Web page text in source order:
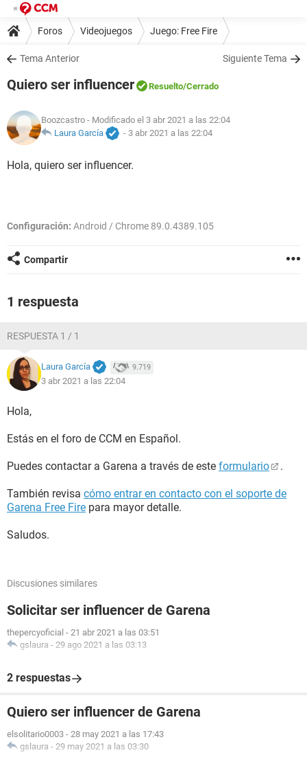
Foros Videojuegos Juego: Free Fire
Tema Anterior Siguiente Tema
Quiero ser influencer Resuelto/Cerrado
Boozcastro - Modificado el 3 abr 2021 a las 22:04
Laura García
- 3 abr 2021 a las 22:04
Hola, quiero ser influencer.
Configuración: Android / Chrome 89.0.4389.105
Compartir
1 respuesta
RESPUESTA 1 / 1
Laura García 9.719
3 abr 2021 a las 22:04
Hola,
Estás en el foro de CCM en Español.
Puedes contactar a Garena a través de este formulario .
También revisa cómo entrar en contacto con el soporte de
Garena Free Fire para mayor detalle.
Saludos.
Discusiones similares
Solicitar ser influencer de Garena
thepercyoficial - 21 abr 2021 a las 03:51
gslaura - 29 ago 2021 a las 03:13
2 respuestas
Quiero ser influencer de Garena
elsolitario0003 - 28 may 2021 a las 17:43
gslaura - 29 may 2021 a las 03:30